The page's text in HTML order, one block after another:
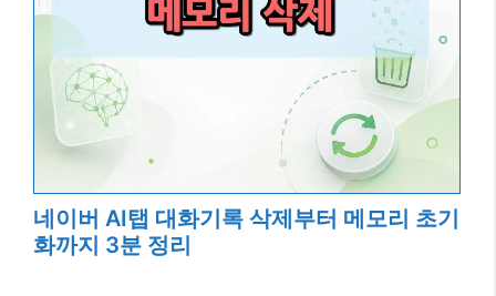
네이버 AI탭 대화기록 삭제부터 메모리 초기
화까지 3분 정리